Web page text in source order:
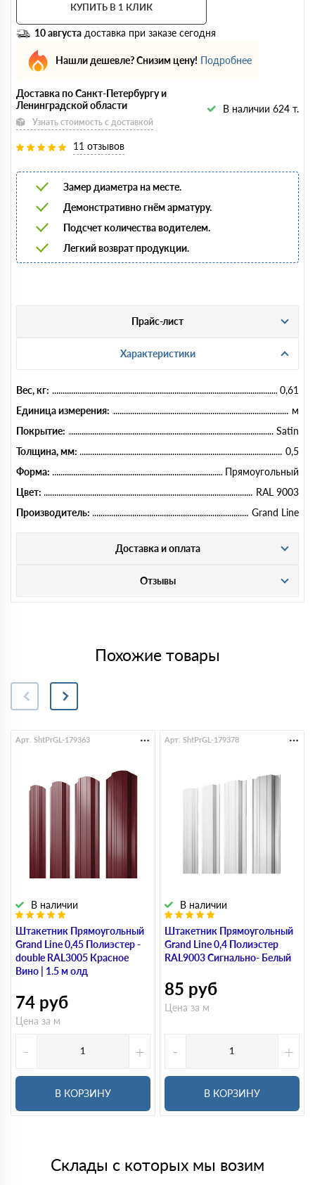
КУПИТЬ В 1 КЛИК
10 августа доставка при заказе сегодня
Нашли дешевле? Снизим цену! Подробнее
Доставка по Санкт-Петербургу и
Ленинградской области
Узнать стоимость с доставкой
В наличии 624 т.
11 отзывов
Замер диаметра на месте.
Демонстративно гнём арматуру.
Подсчет количества водителем.
Легкий возврат продукции.
Прайс-лист
Характеристики
Вес, кг:
0,61
Единица измерения:
м
Покрытие:
Satin
Толщина, мм:
0,5
Форма:
Прямоугольный
Цвет:
RAL 9003
Производитель:
Grand Line
Доставка и оплата
Отзывы
Похожие товары
Штакетник Прямоугольный
Grand Line 0,45 Полиэстер -
double RAL3005 Красное
Вино | 1.5 м олд
В наличии
Арт. ShtPrGL-179363
74 руб
Цена за м
- +
В КОРЗИНУ
Штакетник Прямоугольный
Grand Line 0,4 Полиэстер
RAL9003 Сигнально- Белый
В наличии
Арт. ShtPrGL-179378
85 руб
Цена за м
- +
В КОРЗИНУ
Склады с которых мы возим